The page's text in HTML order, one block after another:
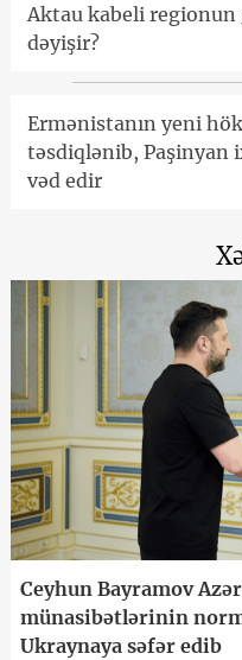
Aktau kabeli
dəyişir?
Ermənistanın yeni
təsdiqlənib, Paşinyan
vəd edir
Ceyhun Bayramov
münasibətlərinin
Ukraynaya səfər edib